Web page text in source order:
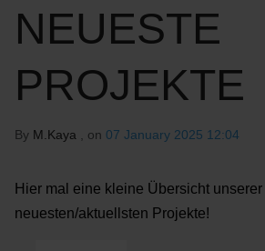
NEUESTE
PROJEKTE
By M.Kaya , on 07 January 2025 12:04
Hier mal eine kleine Übersicht unserer
neuesten/aktuellsten Projekte!